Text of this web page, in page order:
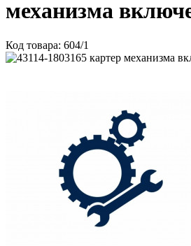
механизма
Код товара: 604/1